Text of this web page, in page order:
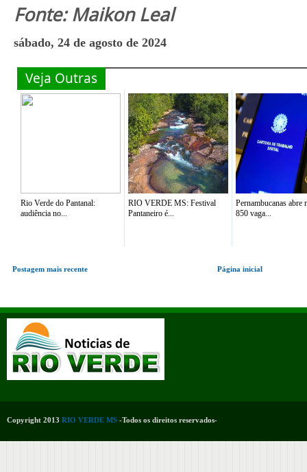
Fonte: Maikon Leal
sábado, 24 de agosto de 2024
Veja Outras
Rio Verde do Pantanal:
audiência no...
RIO VERDE MS: Festival
Pantaneiro é...
Pernambucanas abre
850 vaga...
Postagem mais recente Página inicial
Copyright 2013 RIO VERDE MS -Todos os direitos reservados-